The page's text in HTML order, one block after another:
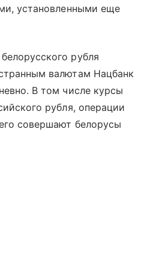
установленными еще
рубля
валютам Нацбанк
В том числе курсы
рубля, операции
совершают белорусы